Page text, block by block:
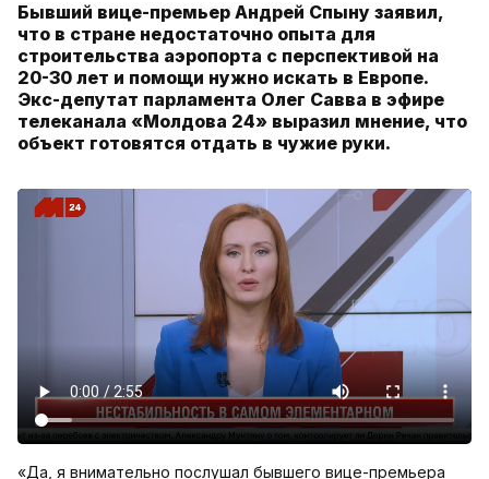
Бывший вице-премьер Андрей Спыну заявил,
что в стране недостаточно опыта для
строительства аэропорта с перспективой на
20-30 лет и помощи нужно искать в Европе.
Экс-депутат парламента Олег Савва в эфире
телеканала «Молдова 24» выразил мнение, что
объект готовятся отдать в чужие руки.
«Да, я внимательно послушал бывшего вице-премьера